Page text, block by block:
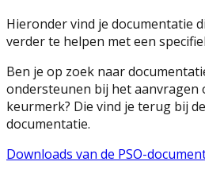
Hieronder vind je documentatie
verder te helpen met een
Ben je op zoek naar
ondersteunen bij het aanvragen
keurmerk? Die vind je terug bij
documentatie.
Downloads van de PSO-